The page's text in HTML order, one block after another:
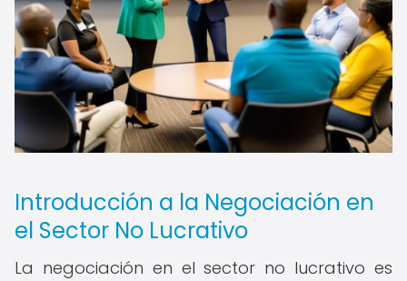
Introducción a la Negociación en
el Sector No Lucrativo
La negociación en el sector no lucrativo es